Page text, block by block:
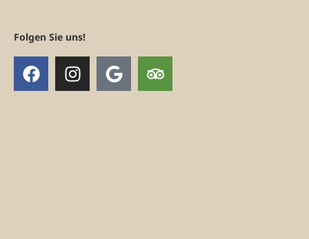
Folgen Sie uns!